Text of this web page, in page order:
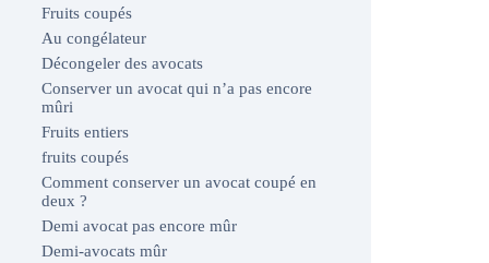
Fruits coupés
Au congélateur
Décongeler des avocats
Conserver un avocat qui n’a pas encore
mûri
Fruits entiers
fruits coupés
Comment conserver un avocat coupé en
deux ?
Demi avocat pas encore mûr
Demi-avocats mûr